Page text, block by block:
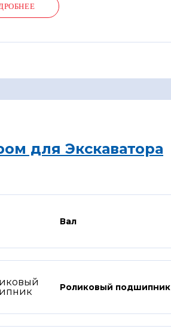
для Экскаватора
Вал
Роликовый подшипник